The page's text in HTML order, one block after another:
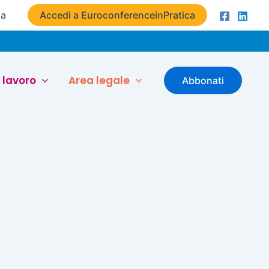
Accedi a EuroconferenceinPratica
lavoro Area legale Abbonati